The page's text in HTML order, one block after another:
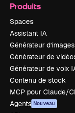
Produits
Spaces
Assistant IA
Générateur
Générateur de
Générateur de voix
Contenu de stock
MCP pour Claude/
Agents Nouveau